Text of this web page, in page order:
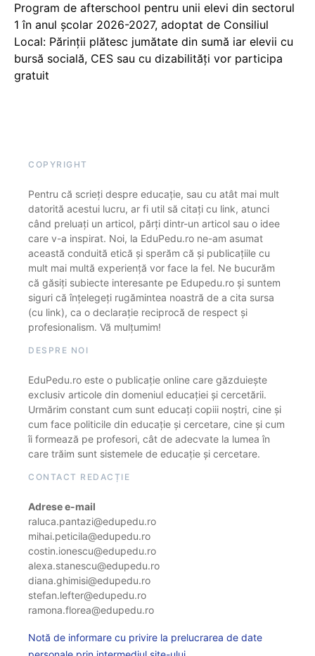
Program de afterschool pentru unii elevi din sectorul
1 în anul școlar 2026-2027, adoptat de Consiliul
Local: Părinții plătesc jumătate din sumă iar elevii cu
bursă socială, CES sau cu dizabilităţi vor participa
gratuit
COPYRIGHT
Pentru că scrieți despre educație, sau cu atât mai mult
datorită acestui lucru, ar fi util să citați cu link, atunci
când preluați un articol, părți dintr-un articol sau o idee
care v-a inspirat. Noi, la EduPedu.ro ne-am asumat
această conduită etică și sperăm că și publicațiile cu
mult mai multă experiență vor face la fel. Ne bucurăm
că găsiți subiecte interesante pe Edupedu.ro și suntem
siguri că înțelegeți rugămintea noastră de a cita sursa
(cu link), ca o declarație reciprocă de respect și
profesionalism. Vă mulțumim!
DESPRE NOI
EduPedu.ro este o publicație online care găzduiește
exclusiv articole din domeniul educației și cercetării.
Urmărim constant cum sunt educați copiii noștri, cine și
cum face politicile din educație și cercetare, cine și cum
îi formează pe profesori, cât de adecvate la lumea în
care trăim sunt sistemele de educație și cercetare.
CONTACT REDACȚIE
Adrese e-mail
raluca.pantazi@edupedu.ro
mihai.peticila@edupedu.ro
costin.ionescu@edupedu.ro
alexa.stanescu@edupedu.ro
diana.ghimisi@edupedu.ro
stefan.lefter@edupedu.ro
ramona.florea@edupedu.ro
Notă de informare cu privire la prelucrarea de date